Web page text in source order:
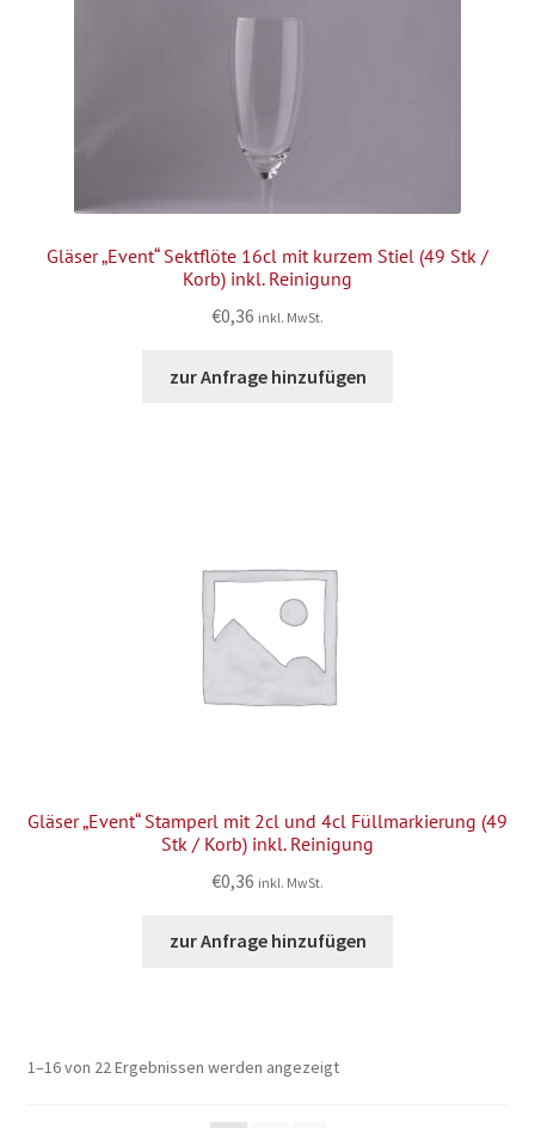
Gläser „Event“ Sektflöte 16cl mit kurzem Stiel (49 Stk /
Korb) inkl. Reinigung
€0,36 inkl. MwSt.
zur Anfrage hinzufügen
Gläser „Event“ Stamperl mit 2cl und 4cl Füllmarkierung (49
Stk / Korb) inkl. Reinigung
€0,36 inkl. MwSt.
zur Anfrage hinzufügen
1–16 von 22 Ergebnissen werden angezeigt